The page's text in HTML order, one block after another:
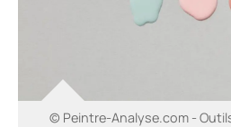
© Peintre-Analyse.com -